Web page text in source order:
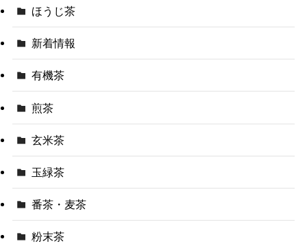
ほうじ茶
新着情報
有機茶
煎茶
玄米茶
玉緑茶
番茶・麦茶
粉末茶